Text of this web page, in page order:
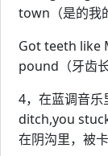
town（是的我
Got teeth like
pound（牙齿
4，在蓝调音乐
ditch,you
在阴沟里，被